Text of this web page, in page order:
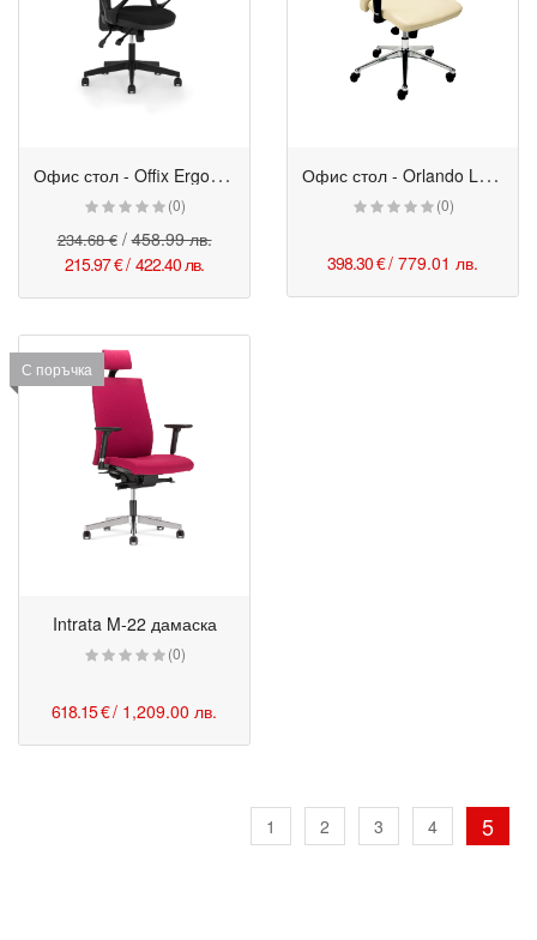
О
фис стол - Offix Ergo IBRA черен
(0)
234.68 €/458.99 лв.
215.97 €/ 422.40 лв.
О
фис стол - Orlando LB ES
(0)
398.30 €/ 779.01 лв.
С поръчка
Intrata M-22 дамаска
(0)
618.15 €/ 1,209.00 лв.
1 2 3 4 5